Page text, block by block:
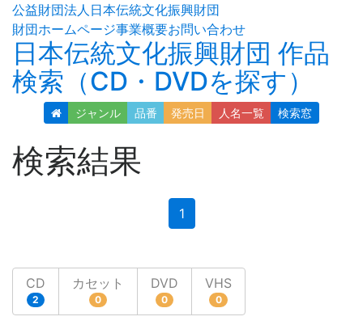
公益財団法人日本伝統文化振興財団
財団ホームページ事業概要お問い合わせ
日本伝統文化振興財団 作品
検索（CD・DVDを探す）
ジャンル 品番 発売日 人名一覧 検索窓
検索結果
1(current)
CD
2
カセット
0
DVD
0
VHS
0